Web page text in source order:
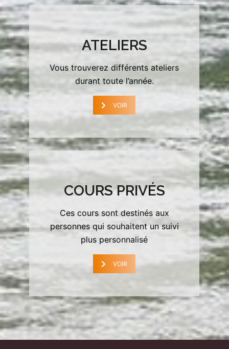
ATELIERS
Vous trouverez différents ateliers
durant toute l’année.
VOIR
COURS PRIVÉS
Ces cours sont destinés aux
personnes qui souhaitent un suivi
plus personnalisé
VOIR